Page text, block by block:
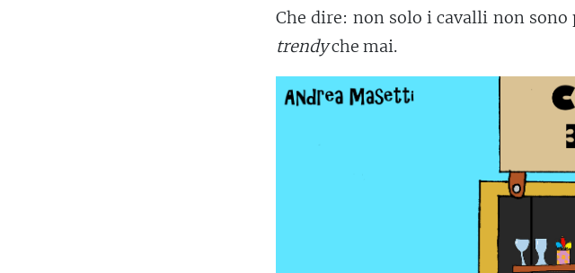
Che dire: non solo i cavalli non
trendyche mai.